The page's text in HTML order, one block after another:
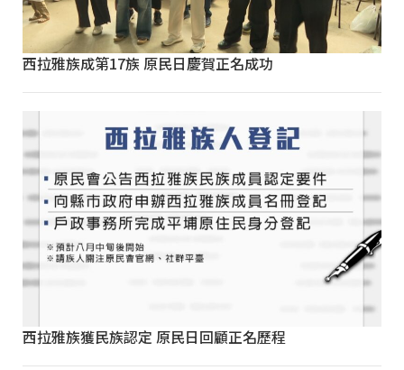
西拉雅族成第17族 原民日慶賀正名成功
西拉雅族獲民族認定 原民日回顧正名歷程